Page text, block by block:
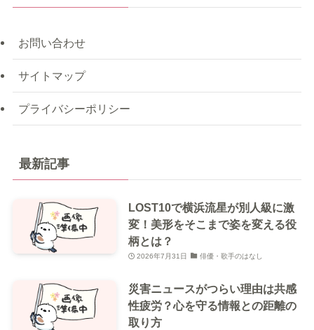
お問い合わせ
サイトマップ
プライバシーポリシー
最新記事
LOST10で横浜流星が別人級に激
変！美形をそこまで姿を変える役
柄とは？
2026年7月31日 俳優・歌手のはなし
災害ニュースがつらい理由は共感
性疲労？心を守る情報との距離の
取り方